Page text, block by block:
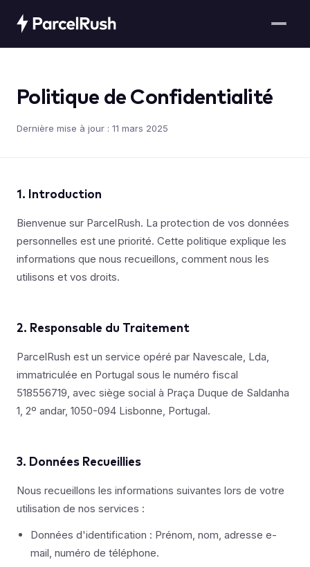
Politique de Confidentialité
Dernière mise à jour : 11 mars 2025
1. Introduction
Bienvenue sur ParcelRush. La protection de vos données
personnelles est une priorité. Cette politique explique les
informations que nous recueillons, comment nous les
utilisons et vos droits.
2. Responsable du Traitement
ParcelRush est un service opéré par Navescale, Lda,
immatriculée en Portugal sous le numéro fiscal
518556719, avec siège social à Praça Duque de Saldanha
1, 2º andar, 1050-094 Lisbonne, Portugal.
3. Données Recueillies
Nous recueillons les informations suivantes lors de votre
utilisation de nos services :
Données d'identification : Prénom, nom, adresse e-
mail, numéro de téléphone.